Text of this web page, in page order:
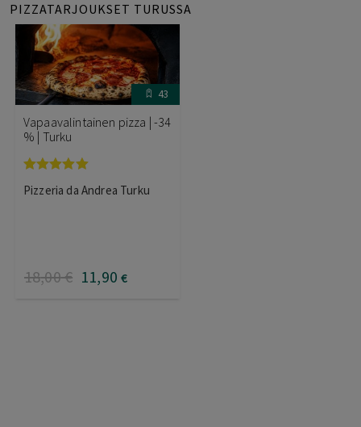
PIZZATARJOUKSET TURUSSA
43
Vapaavalintainen pizza | -34
% | Turku
tuotteesta:
Pizzeria da Andrea Turku
18,00€ 11,90 €